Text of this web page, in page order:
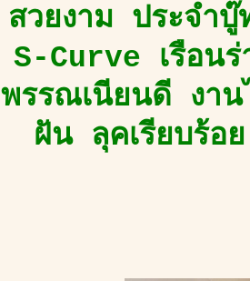
สวยงาม ประจำ
S-Curve เรือน
พรรณเนียนดี งาน
ฝัน ลุคเรียบร้